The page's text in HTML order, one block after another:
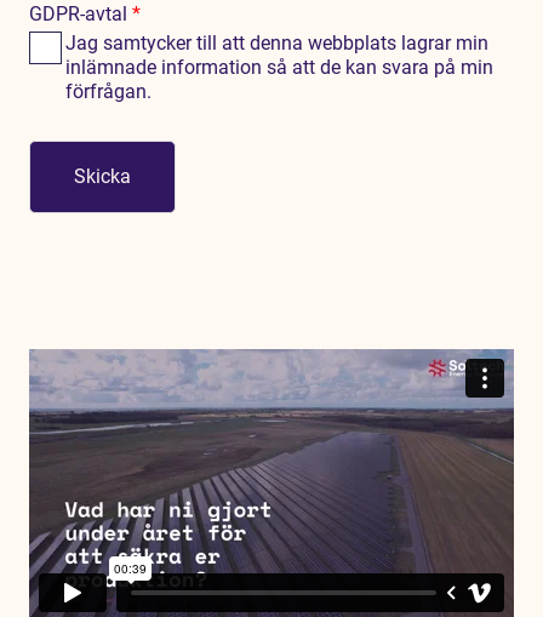
GDPR-avtal *
Jag samtycker till att denna webbplats lagrar min
inlämnade information så att de kan svara på min
förfrågan.
Skicka